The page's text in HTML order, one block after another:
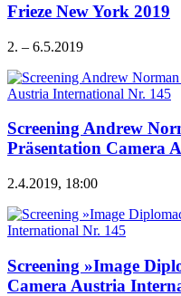
Frieze New York 2019
2. – 6.5.2019
Screening Andrew
Präsentation Camera
2.4.2019, 18:00
Screening »Image
Camera Austria